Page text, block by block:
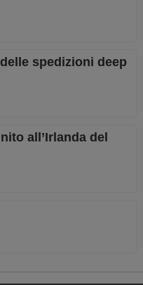
spedizioni deep
all’Irlanda del